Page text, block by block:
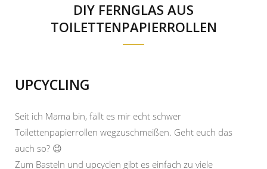
DIY FERNGLAS AUS
TOILETTENPAPIERROLLEN
UPCYCLING
Seit ich Mama bin, fällt es mir echt schwer
Toilettenpapierrollen wegzuschmeißen. Geht euch das
auch so? 😉
Zum Basteln und upcyclen gibt es einfach zu viele